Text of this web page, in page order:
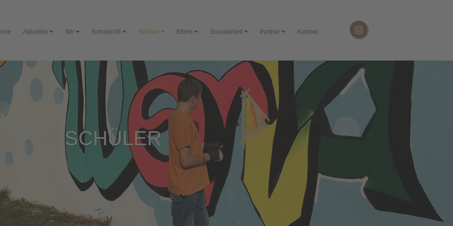
Aktuelles Wir Schulprofil Schüler Eltern Sozialarbeit Partner Kontakt
SCHÜLER